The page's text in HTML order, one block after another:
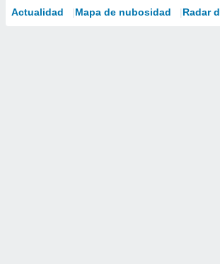
Actualidad Mapa de nubosidad Radar